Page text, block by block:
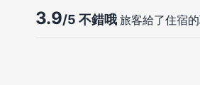
3.9/5 不錯哦 旅客給了住宿